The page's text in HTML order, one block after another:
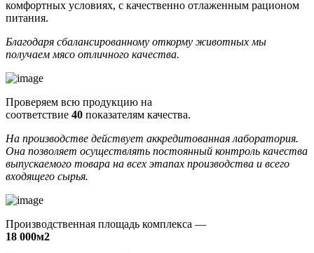
комфортных условиях, с качественно отлаженным рационом
питания.
Благодаря сбалансированному откорму животных мы
получаем мясо отличного качества.
Проверяем всю продукцию на
соответствие 40 показателям качества.
На производстве действует аккредитованная лаборатория.
Она позволяет осуществлять постоянный контроль качества
выпускаемого товара на всех этапах производства и всего
входящего сырья.
Производственная площадь комплекса —
18 000м2